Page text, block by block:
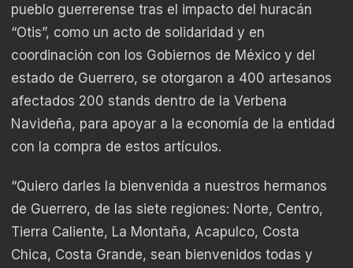
pueblo guerrerense tras el impacto del huracán
“Otis”, como un acto de solidaridad y en
coordinación con los Gobiernos de México y del
estado de Guerrero, se otorgaron a 400 artesanos
afectados 200 stands dentro de la Verbena
Navideña, para apoyar a la economía de la entidad
con la compra de estos artículos.
“Quiero darles la bienvenida a nuestros hermanos
de Guerrero, de las siete regiones: Norte, Centro,
Tierra Caliente, La Montaña, Acapulco, Costa
Chica, Costa Grande, sean bienvenidos todas y